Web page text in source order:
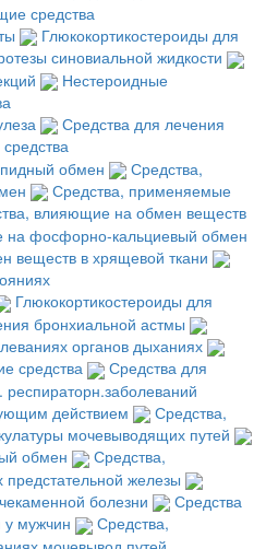
средства
Глюкокортикостероиды для
синовиальной жидкости
Нестероидные
Средства для лечения
обмен
Средства,
Средства, применяемые
влияющие на обмен веществ
на фосфорно-кальциевый обмен
веществ в хрящевой ткани
Глюкокортикостероиды для
бронхиальной астмы
органов дыханиях
средства
Средства для
респираторн.заболеваний
действием
Средства,
мочевыводящих путей
обмен
Средства,
железы
болезни
Средства
у мужчин
Средства,